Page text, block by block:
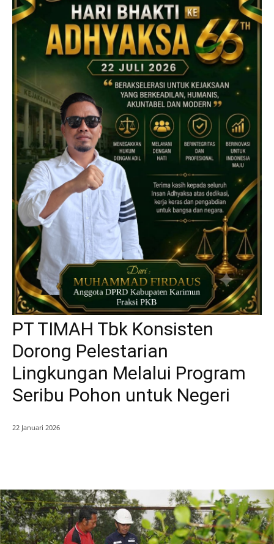
PT TIMAH Tbk Konsisten
Dorong Pelestarian
Lingkungan Melalui Program
Seribu Pohon untuk Negeri
22 Januari 2026